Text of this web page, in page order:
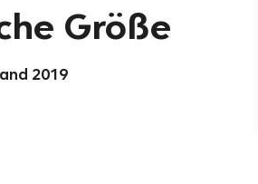
Größe
2019